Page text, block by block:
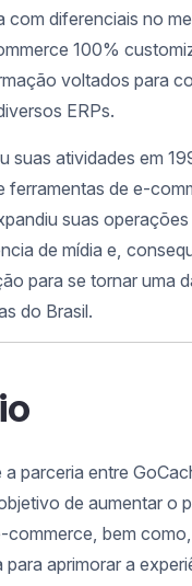
com diferenciais no
100%
voltados para
ERPs.
suas atividades em
ferramentas de e-
suas
de mídia e,
para se tornar uma
do Brasil.
a parceria entre
de aumentar o
commerce, bem
aprimorar a